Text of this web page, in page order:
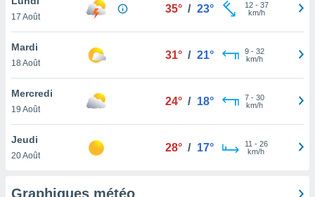
que
et que
17 Août
35° / 23° 12- 37
km/h
Mardi
18 Août
31° / 21° 9- 32
km/h
Mercredi
19 Août
24° / 18° 7- 30
km/h
Jeudi
20 Août
28° / 17° 11 - 26
km/h
Graphiques météo